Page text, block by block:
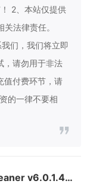
2、本站仅提供
法律责任。
们，我们将立即
，请勿用于非法
值付费环节，请
的一律不要相
磁盘清理Glary Disk Cleaner v6.0.1.43绿色版